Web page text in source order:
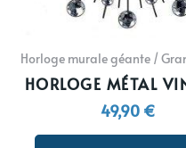
Horloge murale géante /
HORLOGE MÉTAL
49,90 €